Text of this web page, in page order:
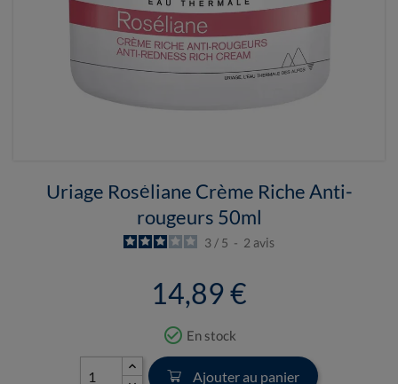
Uriage Roséliane Crème Riche Anti-
rougeurs 50ml
3 / 5 - 2 avis
14,89 €
check_circle_outline En stock
Ajouter au panier